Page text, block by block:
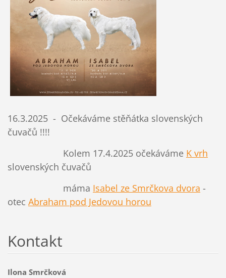
16.3.2025 - Očekáváme stěňátka slovenských
čuvačů !!!!
Kolem 17.4.2025 očekáváme K vrh
slovenských čuvačů
máma Isabel ze Smrčkova dvora -
otec Abraham pod Jedovou horou
Kontakt
Ilona Smrčková